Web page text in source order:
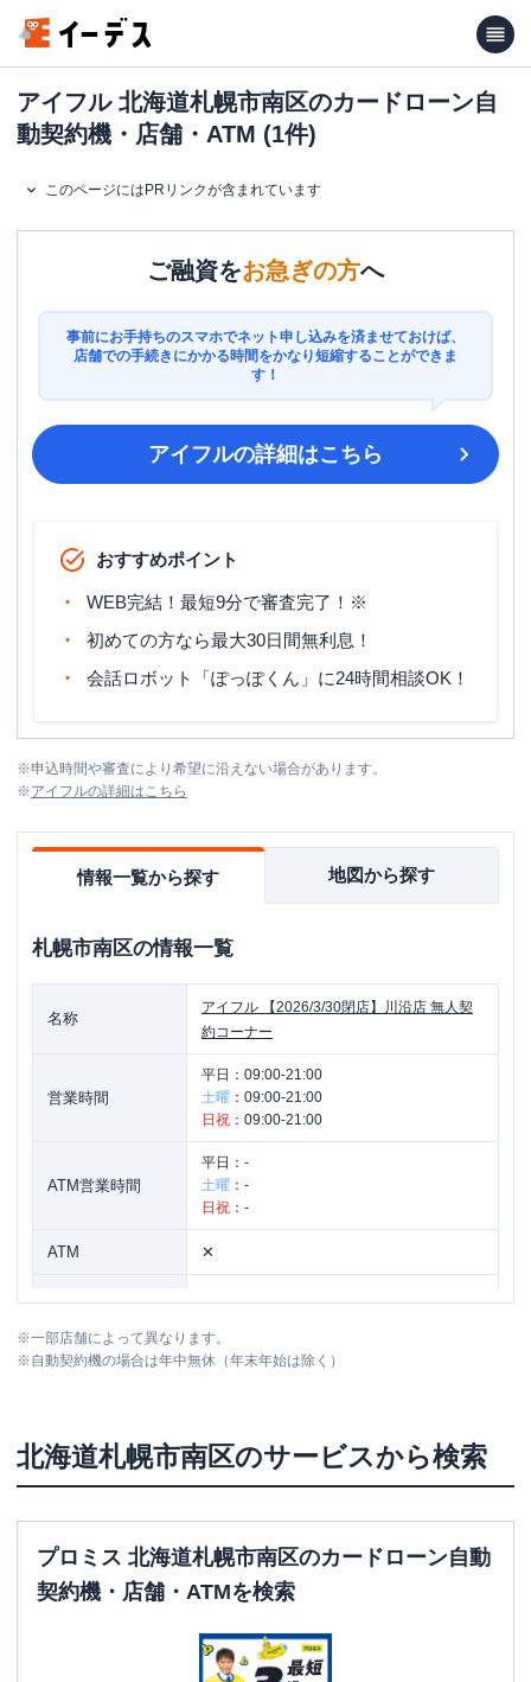
アイフル 北海道札幌市南区のカードローン自
動契約機・店舗・ATM (1件)
このページにはPRリンクが含まれています
ご融資をお急ぎの方へ
事前にお手持ちのスマホでネット申し込みを済ませておけば、
店舗での手続きにかかる時間をかなり短縮することができま
す！
アイフルの詳細はこちら
おすすめポイント
WEB完結！最短9分で審査完了！※
初めての方なら最大30日間無利息！
会話ロボット「ぽっぽくん」に24時間相談OK！
※申込時間や審査により希望に沿えない場合があります。
※アイフルの詳細はこちら
情報一覧から探す 地図から探す
札幌市南区の情報一覧
名称
アイフル
【2026/3/30閉店】川沿店 無人契
約コーナー
営業時間
平日： 09:00-21:00
土曜 ： 09:00-21:00
日祝 ： 09:00-21:00
ATM営業時間
平日： -
土曜 ： -
日祝 ： -
ATM ✕
住所
北海道札幌市南区川沿十二条２ー１－３
１
※一部店舗によって異なります。
※自動契約機の場合は年中無休（年末年始は除く）
北海道札幌市南区のサービスから検索
プロミス 北海道札幌市南区のカードローン自動
契約機・店舗・ATMを検索